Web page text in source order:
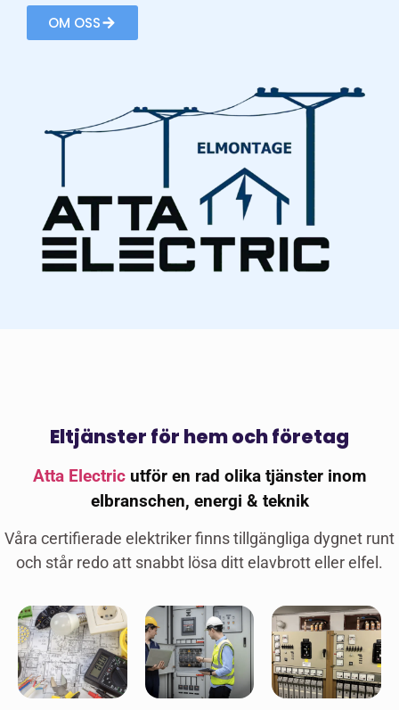
OM OSS
Eltjänster för hem och företag
Atta Electric utför en rad olika tjänster inom
elbranschen, energi & teknik
Våra certifierade elektriker finns tillgängliga dygnet runt
och står redo att snabbt lösa ditt elavbrott eller elfel.